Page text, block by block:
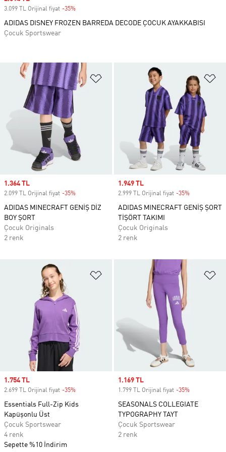
Favori Listesine Ekle
Sale price
1.364 TL
2.099 TL Orijinal fiyat -35%
ADIDAS MINECRAFT GENİŞ DİZ
BOY ŞORT
Çocuk Originals
2 renk
Sale price
1.949 TL
2.999 TL Orijinal fiyat -35%
ADIDAS MINECRAFT GENİŞ ŞORT
TİŞÖRT TAKIMI
Çocuk Originals
2 renk
Favori Listesine Ekle
Sale price
1.754 TL
2.699 TL Orijinal fiyat -35%
Essentials Full-Zip Kids
Kapüşonlu Üst
Çocuk Sportswear
4 renk
Sepette %10 İndirim
Sale price
1.169 TL
1.799 TL Orijinal fiyat -35%
SEASONALS COLLEGIATE
TYPOGRAPHY TAYT
Çocuk Sportswear
2 renk
3.099 TL Orijinal fiyat -35%
ADIDAS DISNEY FROZEN BARREDA DECODE ÇOCUK AYAKKABISI
Çocuk Sportswear